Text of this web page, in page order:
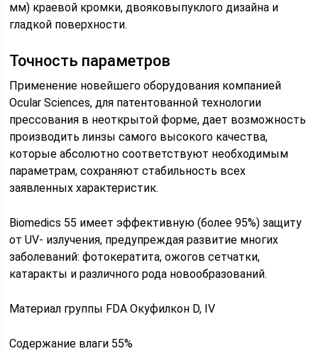
мм) краевой кромки, двояковыпуклого дизайна и
гладкой поверхности.
Точность параметров
Применение новейшего оборудования компанией
Ocular Sciences, для патентованной технологии
прессования в неоткрытой форме, дает возможность
производить линзы самого высокого качества,
которые абсолютно соответствуют необходимым
параметрам, сохраняют стабильность всех
заявленных характеристик.
Biomedics 55 имеет эффективную (более 95%) защиту
от UV- излучения, предупреждая развитие многих
заболеваний: фотокератита, ожогов сетчатки,
катаракты и различного рода новообразований.
Материал группы FDA Окуфилкон D, IV
Содержание влаги 55%